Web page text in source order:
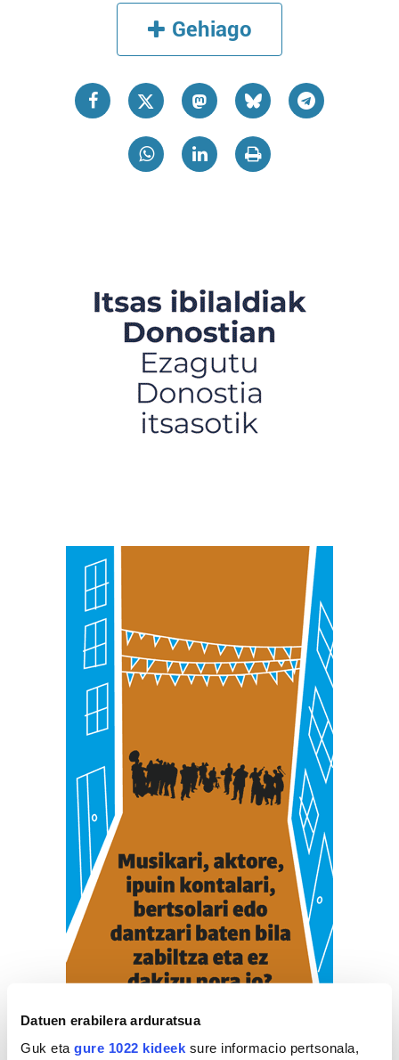
Datuen erabilera arduratsua
Guk eta gure 1022 kideek sure informacio pertsonala,
Gehiago